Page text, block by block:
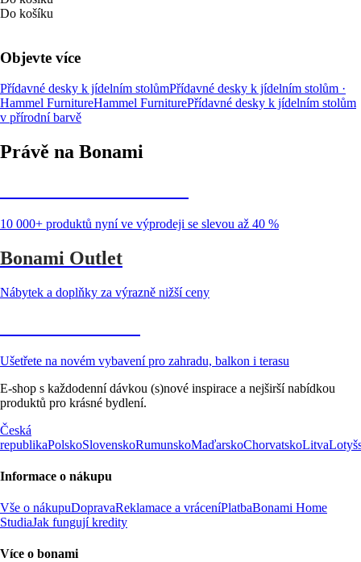
Do košíku
Objevte více
Přídavné desky k jídelním stolůmPřídavné desky k jídelním stolům ·
Hammel FurnitureHammel FurniturePřídavné desky k jídelním stolům
v přírodní barvě
Právě na Bonami
10 000+ produktů nyní ve výprodeji se slevou až 40 %
Bonami Outlet
Nábytek a doplňky za výrazně nižší ceny
Ušetřete na novém vybavení pro zahradu, balkon i terasu
E-shop s každodenní dávkou (s)nové inspirace a nejširší nabídkou
produktů pro krásné bydlení.
Česká
republikaPolskoSlovenskoRumunskoMaďarskoChorvatskoLitva
Informace o nákupu
Vše o nákupuDopravaReklamace a vráceníPlatbaBonami Home
StudiaJak fungují kredity
Více o bonami